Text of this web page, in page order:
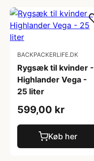
BACKPACKERLIFE.DK
Rygsæk til kvinder -
Highlander Vega -
25 liter
599,00 kr
Køb her